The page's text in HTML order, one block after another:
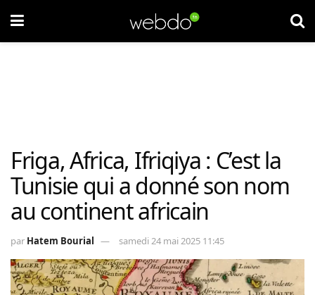
Friga, Africa, Ifriqiya : C’est la
Tunisie qui a donné son nom
au continent africain
par Hatem Bourial samedi 24 mai 2025 11:45